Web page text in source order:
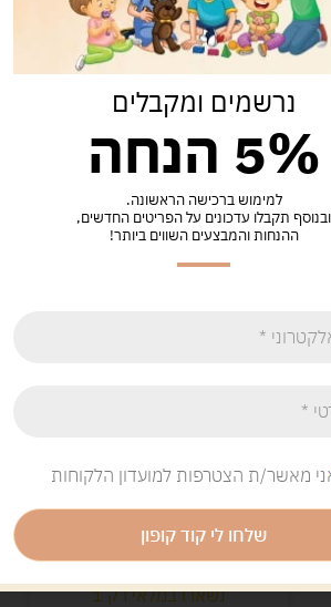
הוספה לסל
עבודה
הוספה לסל
נשארו במלאי רק 1
נרשמים ומקבלים
5% הנחה
למימוש ברכישה הראשונה.
ובנוסף תקבלו עדכונים על הפריטים החדשים,
ההנחות והמבצעים השווים ביותר!
מאשר/ת הצטרפות למועדון הלקוחות
שלחו לי קוד קופון